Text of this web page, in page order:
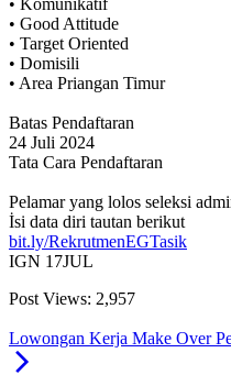
• Komunikatif
• Good Attitude
• Target Oriented
• Domisili
• Area Priangan Timur
Batas Pendaftaran
24 Juli 2024
Tata Cara Pendaftaran
Pelamar yang lolos seleksi
İsi data diri tautan berikut
bit.ly/RekrutmenEGTasik
IGN 17JUL
Post Views: 2,957
Lowongan Kerja Make Over